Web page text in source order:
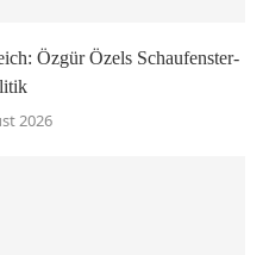
Özgür Özels Schaufenster-
2026